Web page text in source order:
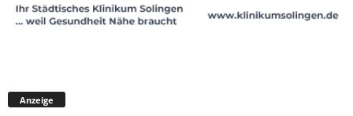
Anzeige